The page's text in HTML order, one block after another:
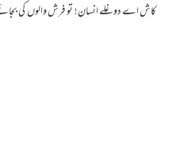
کاش اے دوغلے انسان! تو فرش والوں کی